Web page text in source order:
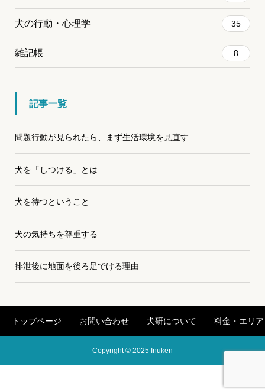
犬の行動・心理学 35
雑記帳 8
記事一覧
問題行動が見られたら、まず生活環境を見直す
犬を「しつける」とは
犬を待つということ
犬の気持ちを尊重する
排泄後に地面を後ろ足でける理由
トップページ お問い合わせ 犬研について 料金・エリア
Copyright © 2025 Inuken
料金・エリア